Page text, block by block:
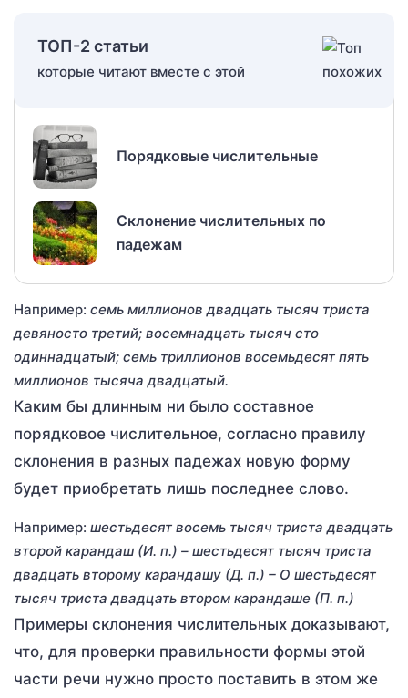
ТОП-2 статьи
которые читают вместе с этой
Порядковые числительные
Склонение числительных по
падежам
Например: семь миллионов двадцать тысяч триста
девяносто третий; восемнадцать тысяч сто
одиннадцатый; семь триллионов восемьдесят пять
миллионов тысяча двадцатый.
Каким бы длинным ни было составное
порядковое числительное, согласно правилу
склонения в разных падежах новую форму
будет приобретать лишь последнее слово.
Например: шестьдесят восемь тысяч триста двадцать
второй карандаш (И. п.) – шестьдесят тысяч триста
двадцать второму карандашу (Д. п.) – О шестьдесят
тысяч триста двадцать втором карандаше (П. п.)
Примеры склонения числительных доказывают,
что, для проверки правильности формы этой
части речи нужно просто поставить в этом же